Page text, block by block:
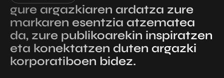
gure argazkiaren ardatza zure
markaren esentzia atzematea
da, zure publikoarekin inspiratzen
eta konektatzen duten argazki
korporatiboen bidez.